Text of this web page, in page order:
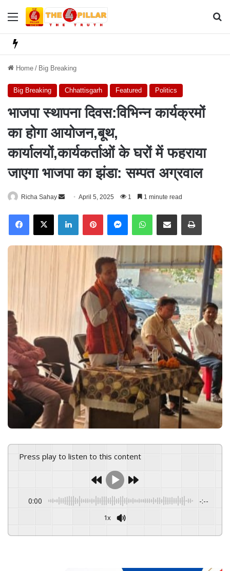
Menu
Home / Big Breaking
Big Breaking Chhattisgarh Featured Politics
भाजपा स्थापना दिवस:विभिन्न कार्यक्रमों
का होगा आयोजन,बूथ,
कार्यालयों,कार्यकर्ताओं के घरों में फहराया
जाएगा भाजपा का झंडा: सम्पत अग्रवाल
Richa Sahay
n
d
a
April 5, 2025 1 1 minute read
X
Press play to listen to this content
0:00 -:--
1x